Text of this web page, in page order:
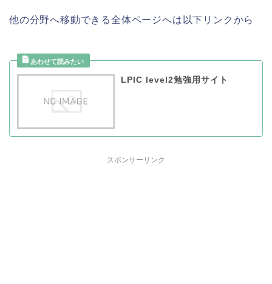
他の分野へ移動できる全体ページへは以下リンクから
LPIC level2勉強用サイト
スポンサーリンク